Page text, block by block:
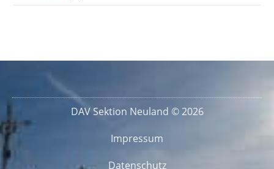
DAV Sektion Neuland © 2026
Impressum
Datenschutz